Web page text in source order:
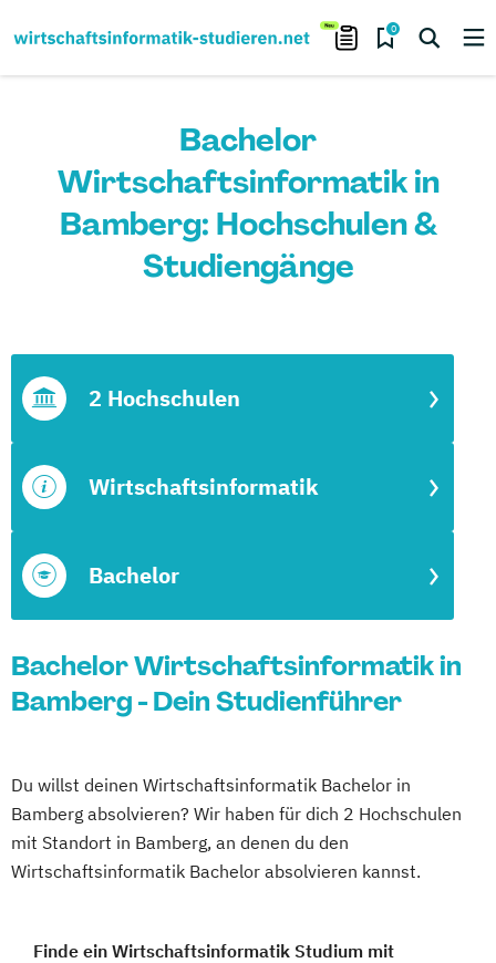
0
Bachelor
Wirtschaftsinformatik in
Bamberg: Hochschulen &
Studiengänge
Bachelor
Wirtschaftsinformatik
2 Hochschulen
Bachelor Wirtschaftsinformatik in
Bamberg - Dein Studienführer
Du willst deinen Wirtschaftsinformatik Bachelor in
Bamberg absolvieren? Wir haben für dich 2 Hochschulen
mit Standort in Bamberg, an denen du den
Wirtschaftsinformatik Bachelor absolvieren kannst.
Finde ein Wirtschaftsinformatik Studium mit